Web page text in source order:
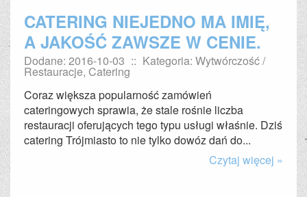
CATERING NIEJEDNO MA IMIĘ,
A JAKOŚĆ ZAWSZE W CENIE.
Dodane: 2016-10-03 :: Kategoria: Wytwórczość /
Restauracje, Catering
Coraz większa popularność zamówień
cateringowych sprawia, że stale rośnie liczba
restauracji oferujących tego typu usługi właśnie. Dziś
catering Trójmiasto to nie tylko dowóz dań do...
Czytaj więcej »